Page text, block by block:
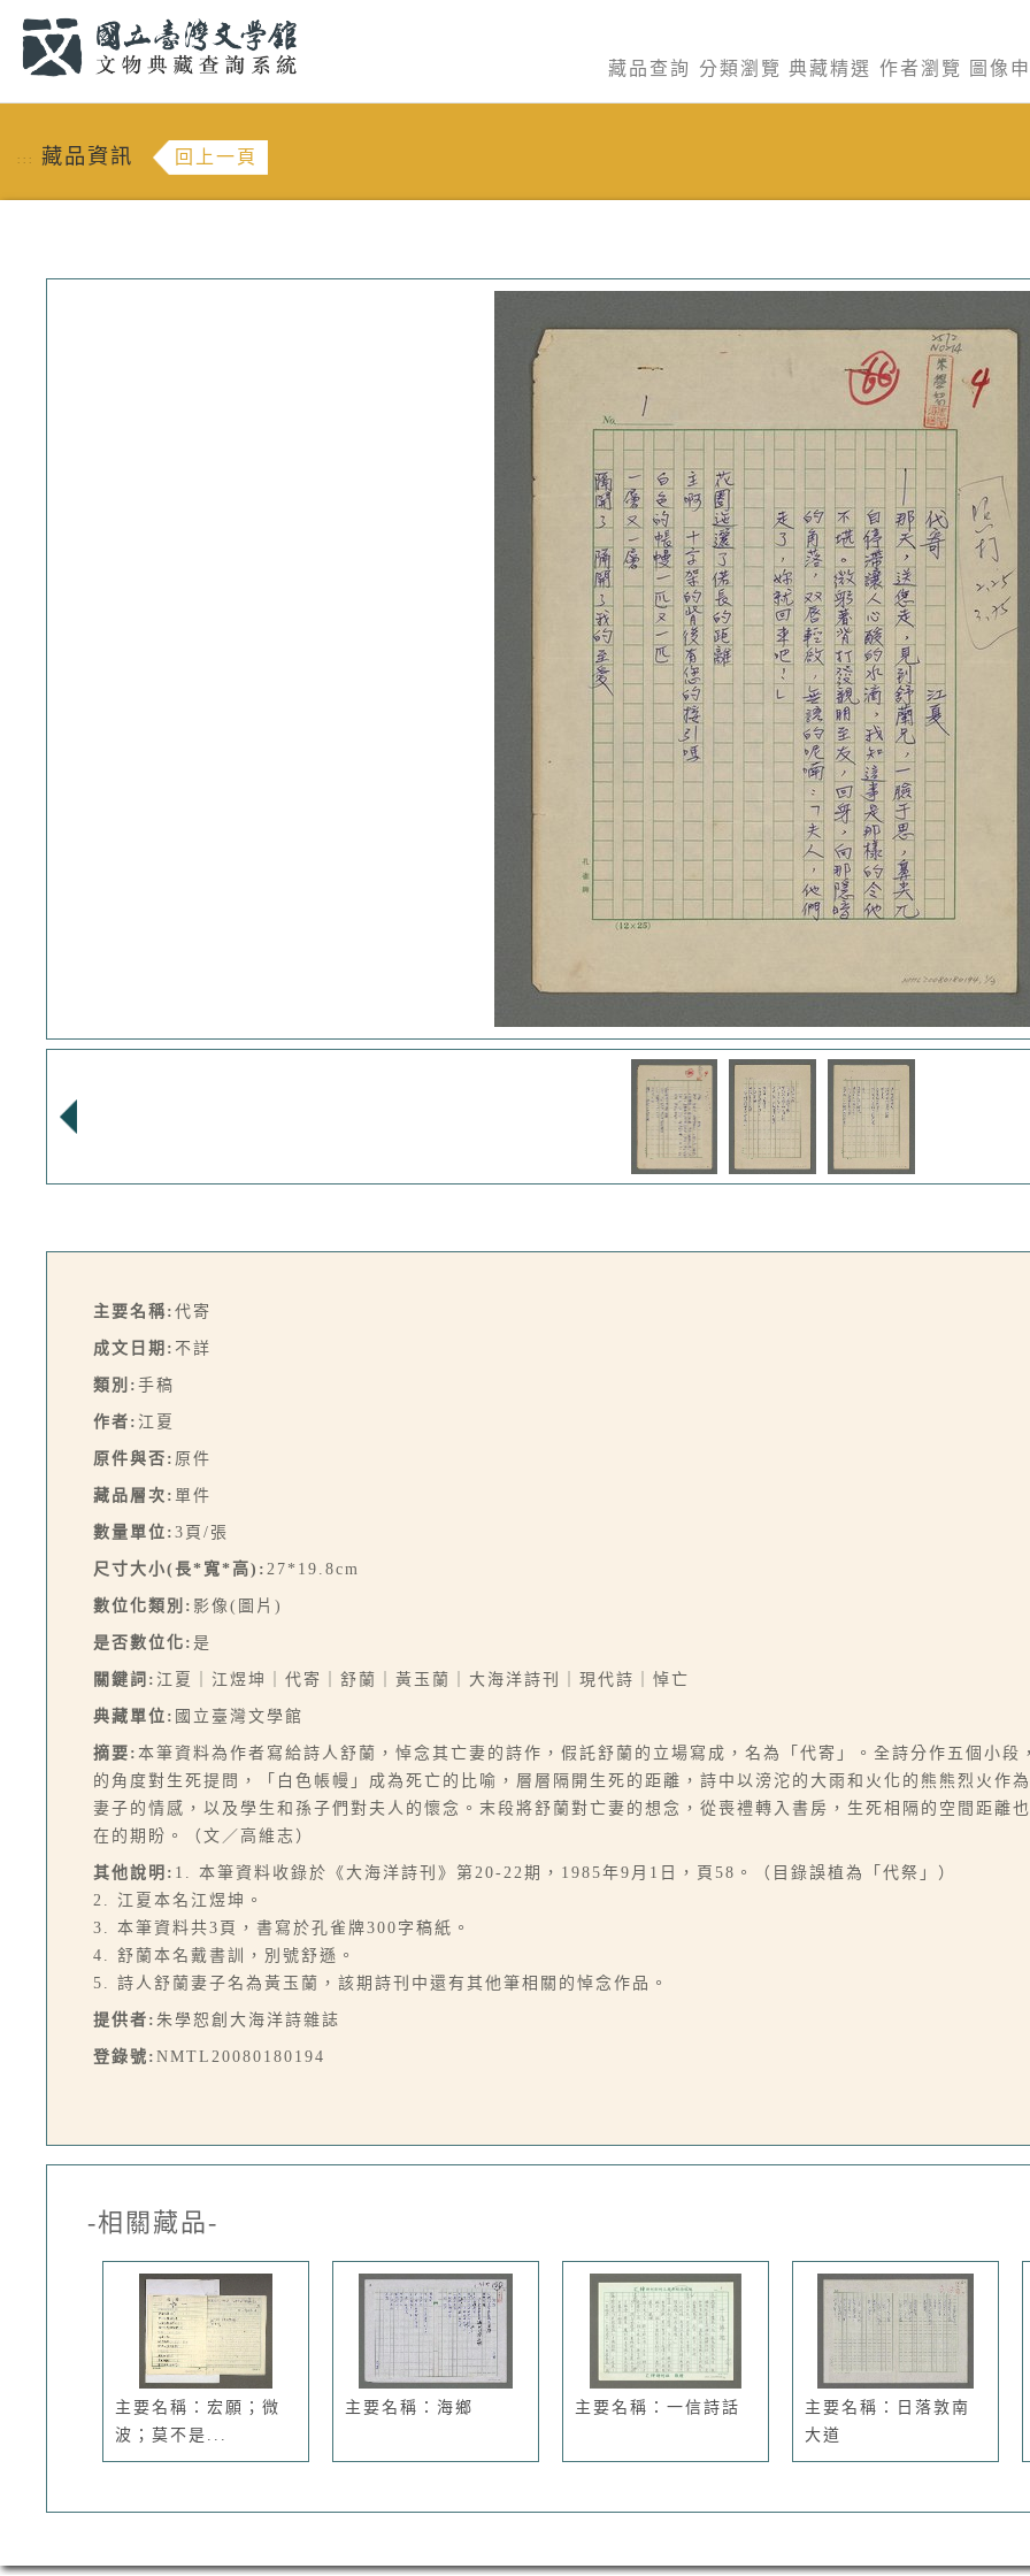
藏品查詢 分類瀏覽 典藏精選 作者瀏覽 圖像
::: 藏品資訊 回上一頁
主要名稱: 代寄
成文日期: 不詳
類別: 手稿
作者: 江夏
原件與否: 原件
藏品層次: 單件
數量單位: 3頁/張
尺寸大小(長*寬*高): 27*19.8cm
數位化類別: 影像(圖片)
是否數位化: 是
關鍵詞: 江夏｜江煜坤｜代寄｜舒蘭｜黃玉蘭｜大海洋詩刊｜現代詩｜悼亡
典藏單位: 國立臺灣文學館
摘要: 本筆資料為作者寫給詩人舒蘭，悼念其亡妻的詩作，假託舒蘭的立場寫成，名為「代寄」。全詩分作五個小
的角度對生死提問，「白色帳幔」成為死亡的比喻，層層隔開生死的距離，詩中以滂沱的大雨和火化的熊熊烈火作
妻子的情感，以及學生和孫子們對夫人的懷念。末段將舒蘭對亡妻的想念，從喪禮轉入書房，生死相隔的空間距離
在的期盼。（文／高維志）
其他說明: 1. 本筆資料收錄於《大海洋詩刊》第20-22期，1985年9月1日，頁58。（目錄誤植為「代祭」）
2. 江夏本名江煜坤。
3. 本筆資料共3頁，書寫於孔雀牌300字稿紙。
4. 舒蘭本名戴書訓，別號舒遜。
5. 詩人舒蘭妻子名為黃玉蘭，該期詩刊中還有其他筆相關的悼念作品。
提供者: 朱學恕創大海洋詩雜誌
登錄號: NMTL20080180194
-相關藏品-
主要名稱：宏願；微
波；莫不是...
主要名稱：海鄉 主要名稱：一信詩話
主要名稱：日落敦南
大道